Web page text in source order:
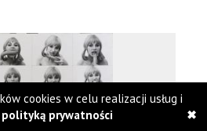
cookies w celu realizacji usług i
polityką prywatności